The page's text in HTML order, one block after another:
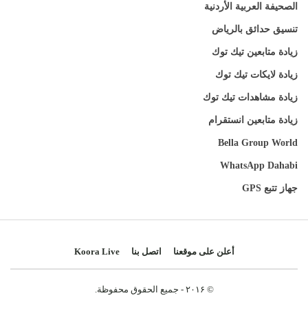
الصحيفة العربية الأردنية
تنسيق حدائق بالرياض
زيادة متابعين تيك توك
زيادة لايكات تيك توك
زيادة مشاهدات تيك توك
زيادة متابعين انستقرام
Bella Group World
WhatsApp Dahabi
جهاز تتبع GPS
أعلن على موقعنا اتصل بنا Koora Live
© ۲۰۱۶ - جميع الحقوق محفوظة.